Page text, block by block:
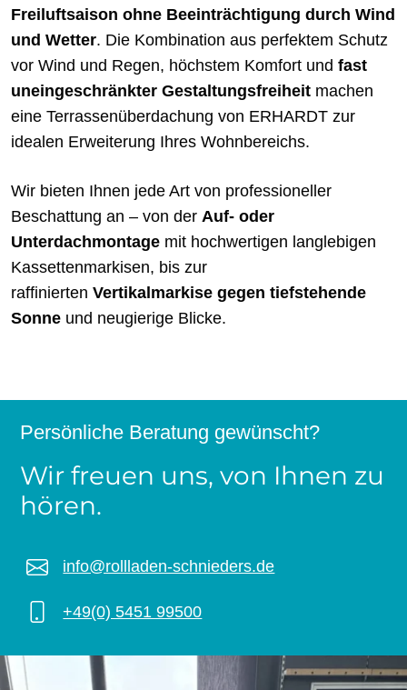
Freiluftsaison ohne Beeinträchtigung durch Wind
und Wetter. Die Kombination aus perfektem Schutz
vor Wind und Regen, höchstem Komfort und fast
uneingeschränkter Gestaltungsfreiheit machen
eine Terrassenüberdachung von ERHARDT zur
idealen Erweiterung Ihres Wohnbereichs.
Wir bieten Ihnen jede Art von professioneller
Beschattung an – von der Auf- oder
Unterdachmontage mit hochwertigen langlebigen
Kassettenmarkisen, bis zur
raffinierten Vertikalmarkise gegen tiefstehende
Sonne und neugierige Blicke.
Persönliche Beratung gewünscht?
Wir freuen uns, von Ihnen zu
hören.
info@rollladen-schnieders.de
+49(0) 5451 99500